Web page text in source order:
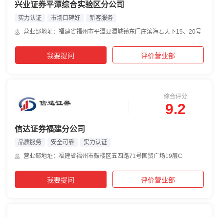
兴业证券平潭综合实验区分公司
实力认证 市场口碑好
新客服务
营业部地址：福建省福州市平潭县潭城镇东门庄滨海君天下19、20号
我要提问 评价营业部
综合评分
9.2
信达证券福建分公司
品质服务 安全可靠
实力认证
营业部地址：福建省福州市鼓楼区五四路71号国贸广场19层C
我要提问 评价营业部